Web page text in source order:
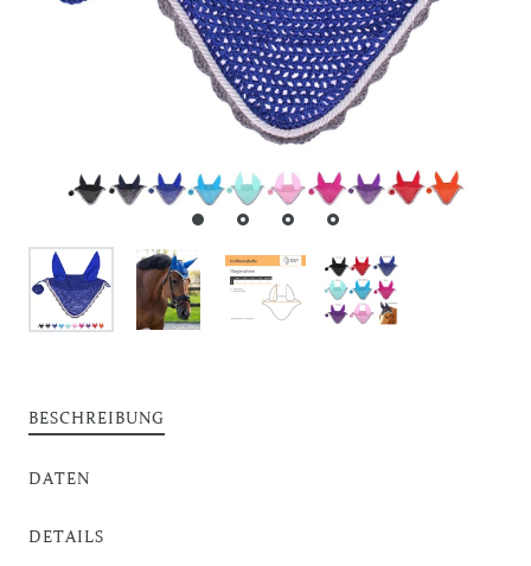
BESCHREIBUNG
DATEN
DETAILS